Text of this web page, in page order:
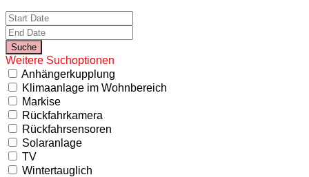
Weitere Suchoptionen
Anhängerkupplung
Klimaanlage im Wohnbereich
Markise
Rückfahrkamera
Rückfahrsensoren
Solaranlage
TV
Wintertauglich